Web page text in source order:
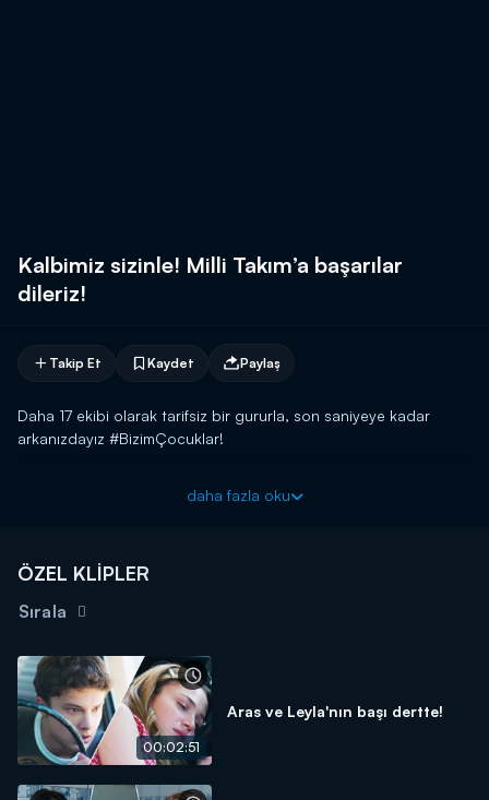
Kalbimiz sizinle! Milli Takım’a başarılar
dileriz!
Takip Et Kaydet Paylaş
Daha 17 ekibi olarak tarifsiz bir gururla, son saniyeye kadar
arkanızdayız #BizimÇocuklar!
daha fazla oku
ÖZEL KLİPLER
Sırala
00:02:51
Aras ve Leyla'nın başı dertte!